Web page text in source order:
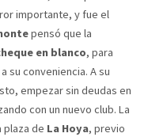
importante, y fue el
pensó que la
en blanco, para
su conveniencia. A su
empezar sin deudas en
con un nuevo club. La
plaza de La Hoya, previo